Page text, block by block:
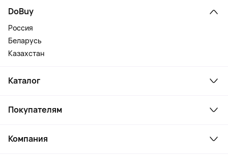
DoBuy
Россия
Беларусь
Казахстан
Каталог
Ноутбуки, мониторы, VR
Косметика и уход
Покупателям
Как заказать
Компания